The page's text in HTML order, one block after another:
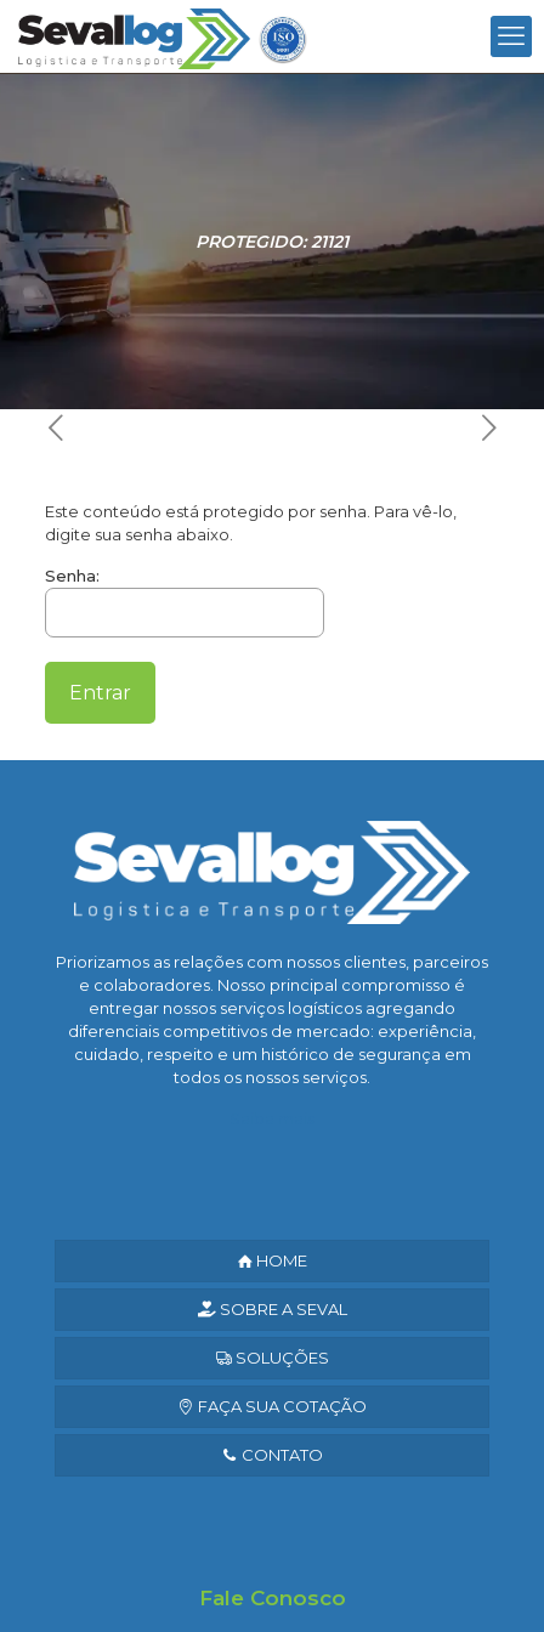
PROTEGIDO: 21121
Este conteúdo está protegido por senha. Para vê-lo,
digite sua senha abaixo.
Senha:
Priorizamos as relações com nossos clientes, parceiros
e colaboradores. Nosso principal compromisso é
entregar nossos serviços logísticos agregando
diferenciais competitivos de mercado: experiência,
cuidado, respeito e um histórico de segurança em
todos os nossos serviços.
HOME
SOBRE A SEVAL
SOLUÇÕES
FAÇA SUA COTAÇÃO
CONTATO
Fale Conosco